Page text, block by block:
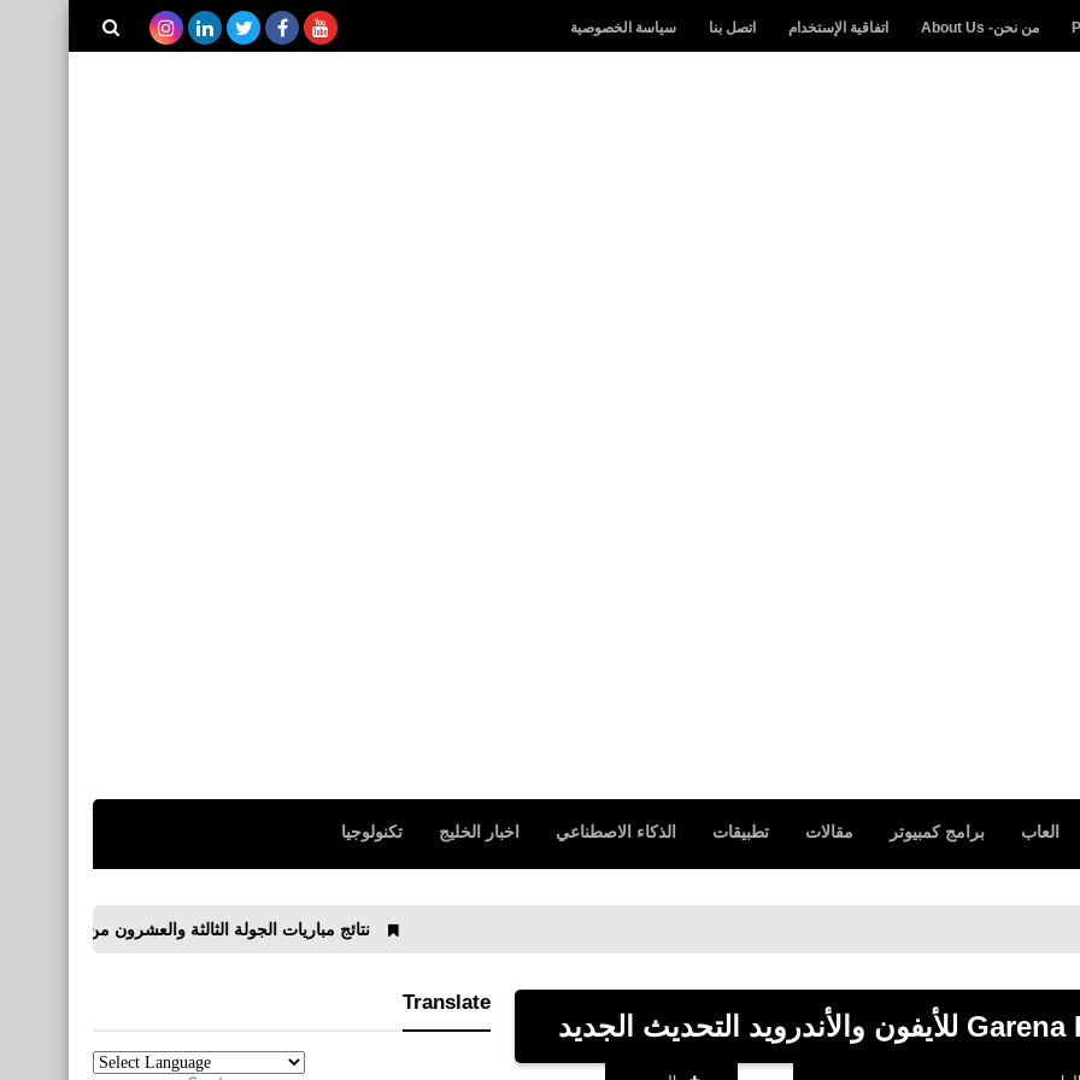
من نحن- About Us اتفاقية الإستخدام اتصل بنا سياسة الخصوصية
العاب برامج كمبيوتر مقالات تطبيقات الذكاء الاصطناعي اخبار الخليج تكنولوجيا
نتائج مباريات الجولة الثالثة والعشرون من الدوري الإسباني 2019/2020
Translate